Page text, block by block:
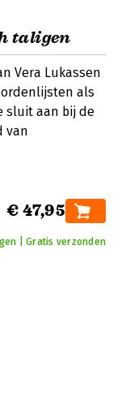
taligen
Vera Lukassen
als
sluit aan bij de
van
€ 47,95
| Gratis verzonden